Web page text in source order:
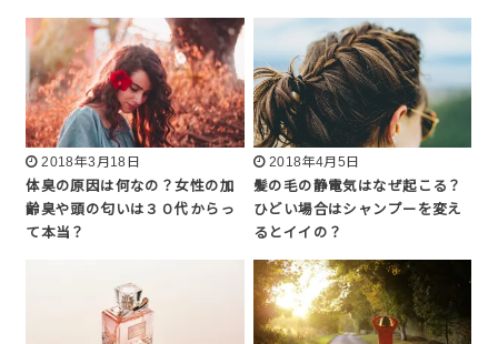
2018年3月18日
体臭の原因は何なの？女性の加
齢臭や頭の匂いは３０代からっ
て本当？
2018年4月5日
髪の毛の静電気はなぜ起こる？
ひどい場合はシャンプーを変え
るとイイの？